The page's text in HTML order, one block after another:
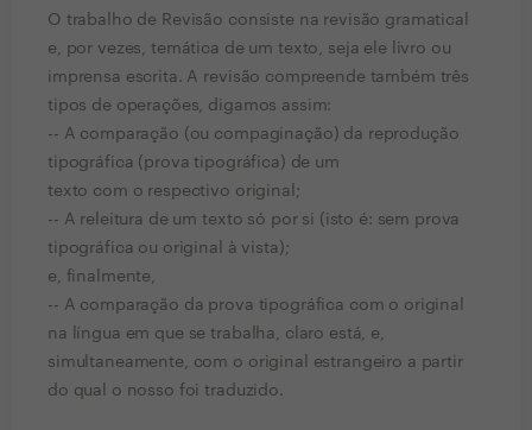
O trabalho de Revisão consiste na revisão gramatical
e, por vezes, temática de um texto, seja ele livro ou
imprensa escrita. A revisão compreende também três
tipos de operações, digamos assim:
-- A comparação (ou compaginação) da reprodução
tipográfica (prova tipográfica) de um
texto com o respectivo original;
-- A releitura de um texto só por si (isto é: sem prova
tipográfica ou original à vista);
e, finalmente,
-- A comparação da prova tipográfica com o original
na língua em que se trabalha, claro está, e,
simultaneamente, com o original estrangeiro a partir
do qual o nosso foi traduzido.